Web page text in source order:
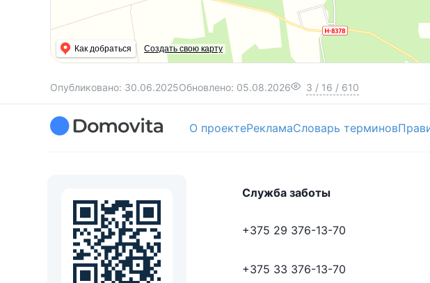
Вода скважина. Также есть сезонная.
Канализация септик.
Хозблок из кирпича. Отделан сайдингом. Внутри плитка и
Участок ровный и ухоженный. Огорожен сеткой-рабицей.
Ознакомиться с разнообразием растений можно на ютуб-канале
Натальей» в гостях у Елены.
Автолавка приезжает в соседнюю деревню (5-7 минут ходьбы).
Рядом озеро Полоневичи и детское озеро. Отличный лес.
Как добраться Создать свою карту
Опубликовано: 30.06.2025Обновлено: 05.08.2026 3 / 16 / 610
О проектеРекламаСловарь терминов
Служба заботы
+375 29 376-13-70
+375 33 376-13-70